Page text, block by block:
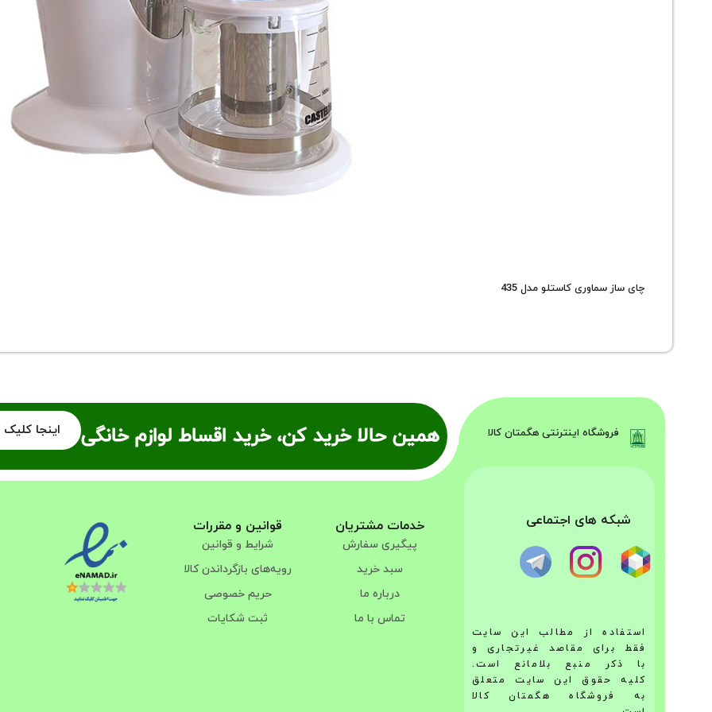
چای ساز سماوری کاستلو مدل 435
همین حالا خرید کن، خرید اقساط لوازم خانگی اینجا کلیک فروشگاه اینترنتی هگمتان کالا
شبکه های اجتماعی
استفاده از مطالب این سایت
فقط برای مقاصد غیرتجاری و
با ذکر منبع بلامانع است.
کلیه حقوق این سایت متعلق
به فروشگاه هگمتان کالا
خدمات مشتریان
پیگیری سفارش
سبد خرید
درباره ما
تماس با ما
قوانین و مقررات
شرایط و قوانین
رویه‌های بازگرداندن کالا
حریم خصوصی
ثبت شکایات